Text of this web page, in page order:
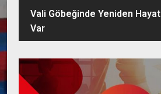
Vali Göbeğinde Yeniden Hayat
Var